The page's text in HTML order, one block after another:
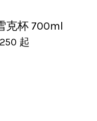
克杯 700ml
起